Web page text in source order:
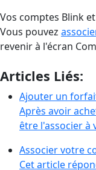
Vos comptes Blink
Vous pouvez
revenir à l'écran
Articles Liés:
Ajouter un
Après avoir
être l'associer à
Associer votre
Cet article